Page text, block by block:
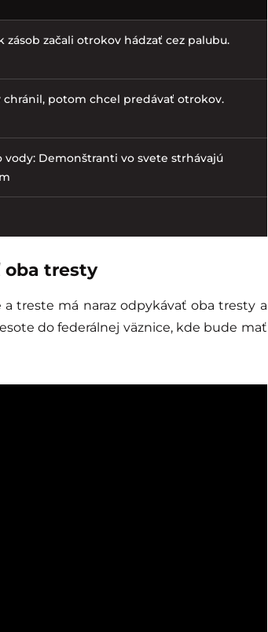
začali otrokov hádzať cez palubu.
potom chcel predávať otrokov.
Demonštranti vo svete strhávajú
oba tresty
treste má naraz odpykávať oba tresty a
do federálnej väznice, kde bude mať